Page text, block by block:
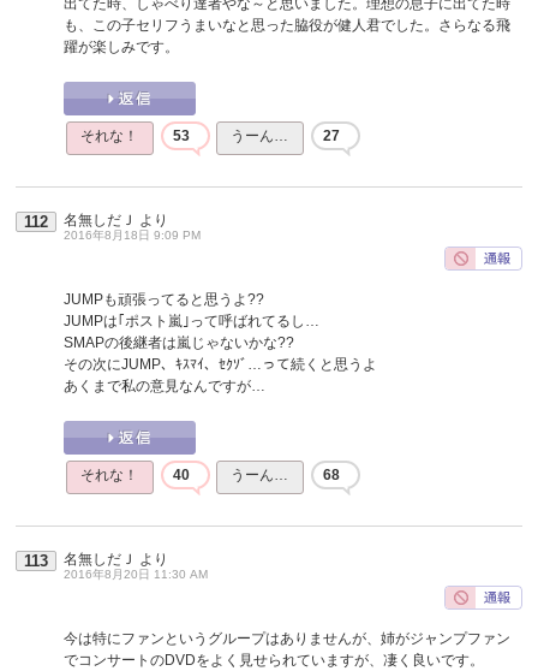
出てた時、しゃべり達者やな～と思いました。理想の息子に出てた時
も、この子セリフうまいなと思った脇役が健人君でした。さらなる飛
躍が楽しみです。
それな！ 53 うーん… 27
112 名無しだＪ より
2016年8月18日 9:09 PM
JUMPも頑張ってると思うよ??
JUMPは｢ポスト嵐｣って呼ばれてるし…
SMAPの後継者は嵐じゃないかな??
その次にJUMP、ｷｽﾏｲ、ｾｸｿﾞ…って続くと思うよ
あくまで私の意見なんですが…
それな！ 40 うーん… 68
113 名無しだＪ より
2016年8月20日 11:30 AM
今は特にファンというグループはありませんが、姉がジャンプファン
でコンサートのDVDをよく見せられていますが、凄く良いです。